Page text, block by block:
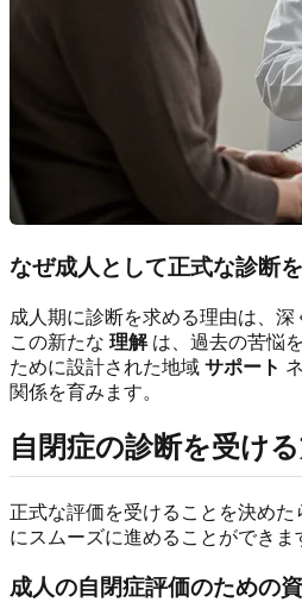
なぜ成人として正式な診断
成人期に診断を求める理由は、
この新たな 理解は、過去の苦悩
ために設計された地域 サポート
関係を育みます。
自閉症の診断を受け
正式な評価を受けることを決め
にスムーズに進めることができ
成人の自閉症評価のための